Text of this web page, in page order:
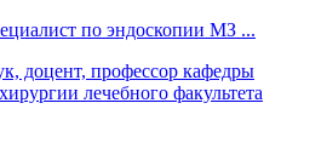
по эндоскопии МЗ ...
доцент, профессор кафедры
лечебного факультета